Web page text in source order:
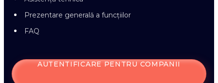
Prezentare generală a funcțiilor
FAQ
AUTENTIFICARE PENTRU COMPANII